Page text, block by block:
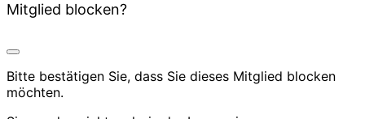
Mitglied blocken?
Bitte bestätigen Sie, dass Sie dieses Mitglied blocken
möchten.